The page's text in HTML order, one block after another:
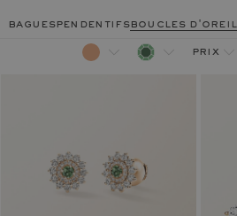
baguespendentifsboucles
prix